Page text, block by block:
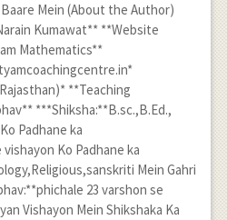
Mein (About the Author)
Kumawat** **Website
Mathematics**
**Teaching
***Shiksha:**B.sc.,B.Ed.,
Padhane ka
Ko Padhane ka
Mein Gahri
23 varshon se
Vishayon Mein Shikshaka Ka